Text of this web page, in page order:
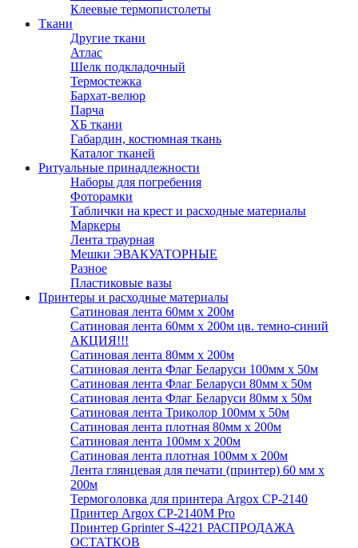
Клеевые термопистолеты
Ткани
Другие ткани
Атлас
Шелк подкладочный
Термостежка
Бархат-велюр
Парча
ХБ ткани
Габардин, костюмная ткань
Каталог тканей
Ритуальные принадлежности
Наборы для погребения
Фоторамки
Таблички на крест и расходные материалы
Маркеры
Лента траурная
Мешки ЭВАКУАТОРНЫЕ
Разное
Пластиковые вазы
Принтеры и расходные материалы
Сатиновая лента 60мм х 200м
Сатиновая лента 60мм х 200м цв. темно-синий
АКЦИЯ!!!
Сатиновая лента 80мм х 200м
Сатиновая лента Флаг Беларуси 100мм х 50м
Сатиновая лента Флаг Беларуси 80мм х 50м
Сатиновая лента Флаг Беларуси 80мм х 50м
Сатиновая лента Триколор 100мм х 50м
Сатиновая лента плотная 80мм х 200м
Сатиновая лента 100мм х 200м
Сатиновая лента плотная 100мм х 200м
Лента глянцевая для печати (принтер) 60 мм х
200м
Термоголовка для принтера Argox CP-2140
Принтер Argox CP-2140M Pro
Принтер Gprinter S-4221 РАСПРОДАЖА
ОСТАТКОВ